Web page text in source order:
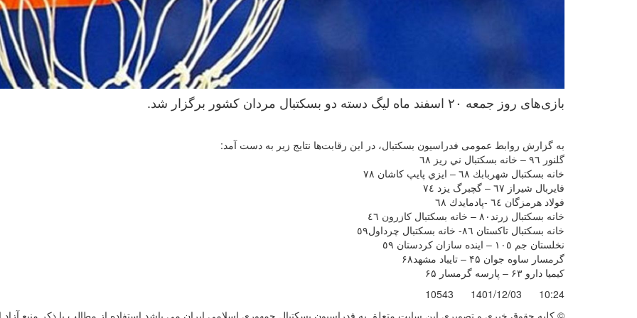
بازی‌های روز ‌جمعه ۲۰ اسفند ماه لیگ دسته دو بسکتبال مردان کشور برگزار شد.
به گزارش روابط عمومی فدراسیون بسکتبال، در این رقابت‌ها نتایج زیر به دست آمد:
گلنور ٩٦ – خانه بسکتبال ني ريز ٦٨
خانه بسکتبال شهربابك ٦٨ – ايزي پايپ كاشان ٧٨
فايربال شيراز ٦٧ – گچبرگ يزد ٧٤
فولاد هرمزگان ٦٤ -پادمايدك ٦٨
خانه بسکتبال زرند٨٠ – خانه بسکتبال كازرون ٤٦
خانه بسکتبال تاكستان ٨٦- خانه بسکتبال چرداول٥٩
نخلستان جم ١٠٥ – اينده سازان كردستان ٥٩
گرمسار ساوه جوان ۴۵ – تایباد مشهد۶۸
کیمیا دارو ۶۳ – پارسه گرمسار ۶۵
10:24
1401/12/03
10543
© کليه حقوق خبری و تصويری اين سايت متعلق به فدراسیون بسکتبال جمهوری اسلامی ایران می باشد.استفاده از مطالب با ذكر منبع